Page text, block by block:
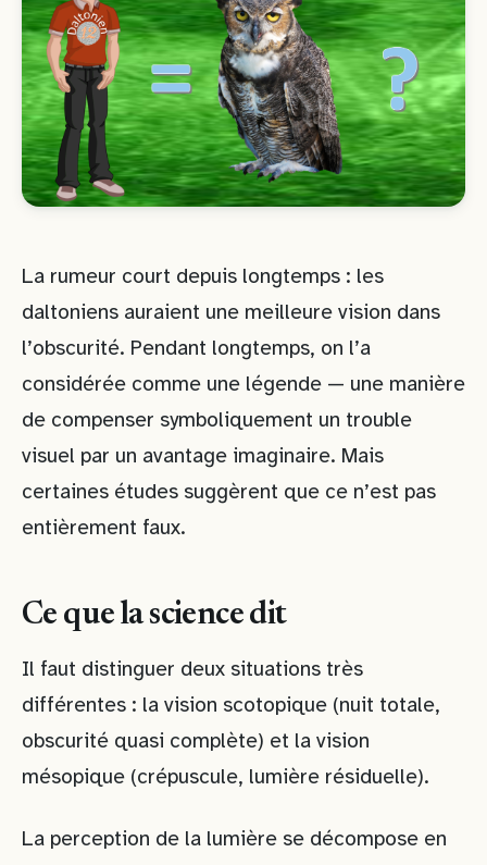
La rumeur court depuis longtemps : les
daltoniens auraient une meilleure vision dans
l’obscurité. Pendant longtemps, on l’a
considérée comme une légende — une manière
de compenser symboliquement un trouble
visuel par un avantage imaginaire. Mais
certaines études suggèrent que ce n’est pas
entièrement faux.
Ce que la science dit
Il faut distinguer deux situations très
différentes : la vision scotopique (nuit totale,
obscurité quasi complète) et la vision
mésopique (crépuscule, lumière résiduelle).
La perception de la lumière se décompose en